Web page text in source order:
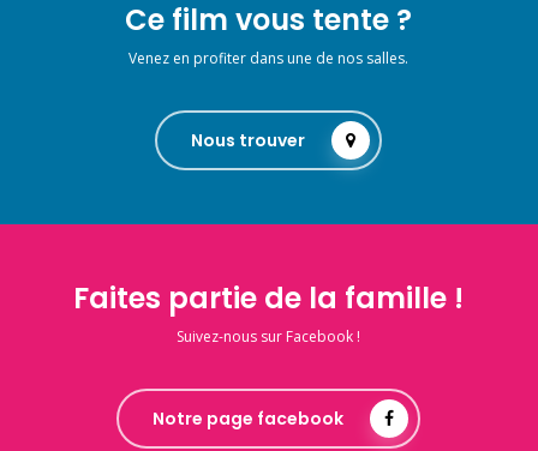
Ce film vous tente ?
Venez en profiter dans une de nos salles.
Nous trouver
Faites partie de la famille !
Suivez-nous sur Facebook !
Notre page facebook